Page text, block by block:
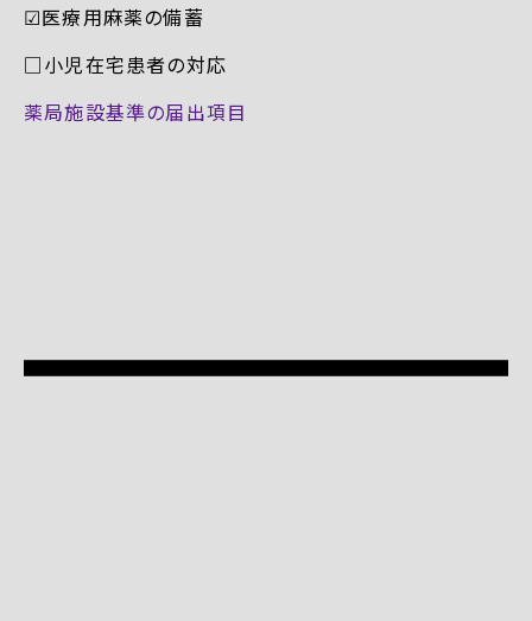
☑︎医療用麻薬の備蓄
□小児在宅患者の対応
薬局施設基準の届出項目